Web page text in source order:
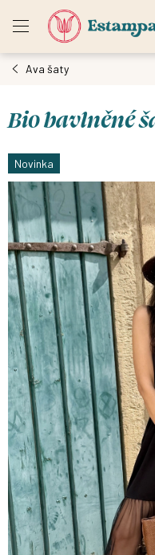
Ava šaty
Bio bavlněné
Novinka